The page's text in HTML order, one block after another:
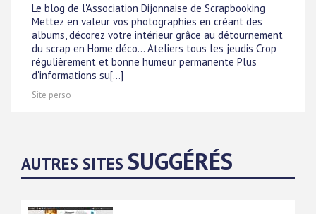
Le blog de l'Association Dijonnaise de Scrapbooking
Mettez en valeur vos photographies en créant des
albums, décorez votre intérieur grâce au détournement
du scrap en Home déco... Ateliers tous les jeudis Crop
régulièrement et bonne humeur permanente Plus
d'informations su[...]
Site perso
AUTRES SITES SUGGÉRÉS